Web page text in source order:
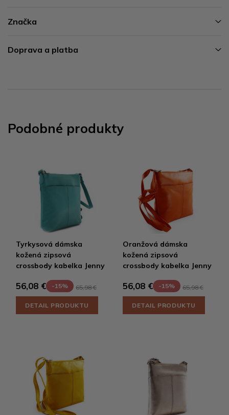
Značka
Doprava a platba
Podobné produkty
Tyrkysová dámska
kožená zipsová
crossbody kabelka Jenny
56,08 € -15% 65,98 €
DETAIL PRODUKTU
Oranžová dámska
kožená zipsová
crossbody kabelka Jenny
56,08 € -15% 65,98 €
DETAIL PRODUKTU